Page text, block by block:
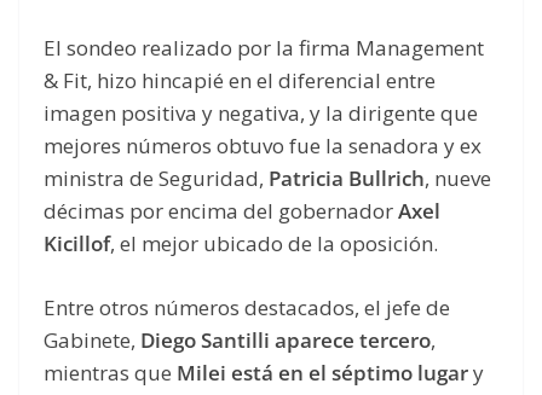
El sondeo realizado por la firma Management
& Fit, hizo hincapié en el diferencial entre
imagen positiva y negativa, y la dirigente que
mejores números obtuvo fue la senadora y ex
ministra de Seguridad, Patricia Bullrich, nueve
décimas por encima del gobernadorAxel
Kicillof, el mejor ubicado de la oposición.
Entre otros números destacados, el jefe de
Gabinete, Diego Santilli aparece tercero,
mientras que Milei está en el séptimo lugary